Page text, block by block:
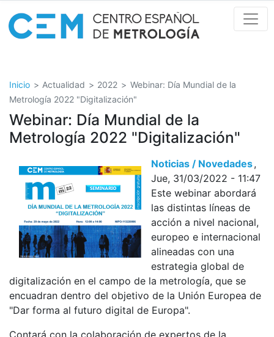
al
contenido
Inicio Actualidad 2022
Webinar: Día Mundial de la
Metrología 2022 "Digitalización"
Webinar: Día Mundial de la
Metrología 2022 "Digitalización"
Noticias / Novedades
Jue, 31/03/2022 - 11:47
Este webinar abordará
las distintas líneas de
acción a nivel nacional,
europeo e internacional
alineadas con una
estrategia global de
digitalización en el campo de la metrología, que se
encuadran dentro del objetivo de la Unión Europea de
"Dar forma al futuro digital de Europa".
Contará con la colaboración de expertos de la